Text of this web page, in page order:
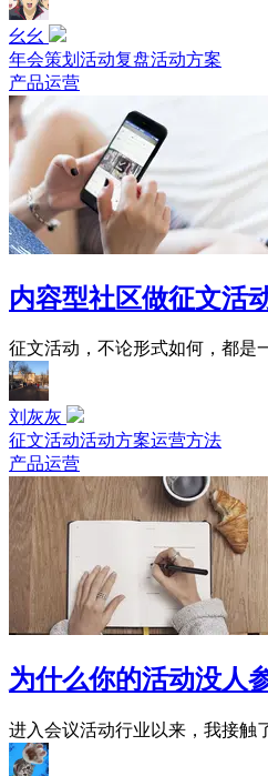
幺幺
年会策划 活动复盘活动方案
产品运营
内容型社区做征文活
征文活动，不论形式如何，都是
刘灰灰
征文活动活动方案运营方法
产品运营
为什么你的活动没人
进入会议活动行业以来，我接触